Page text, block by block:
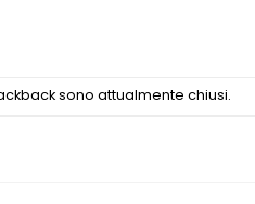
sono attualmente chiusi.